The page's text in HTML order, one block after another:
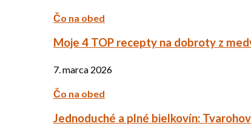
Čo na obed
Moje 4 TOP recepty na dobroty z
7. marca 2026
Čo na obed
Jednoduché a plné bielkovín: